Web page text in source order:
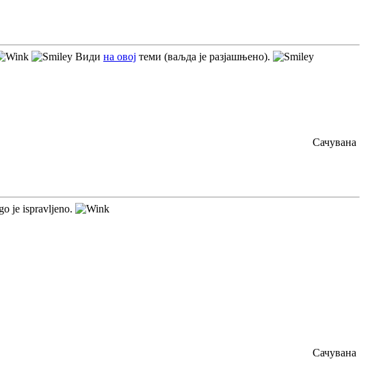
Види на овој теми (ваљда је разјашњено).
Сачувана
je ispravljeno.
Сачувана